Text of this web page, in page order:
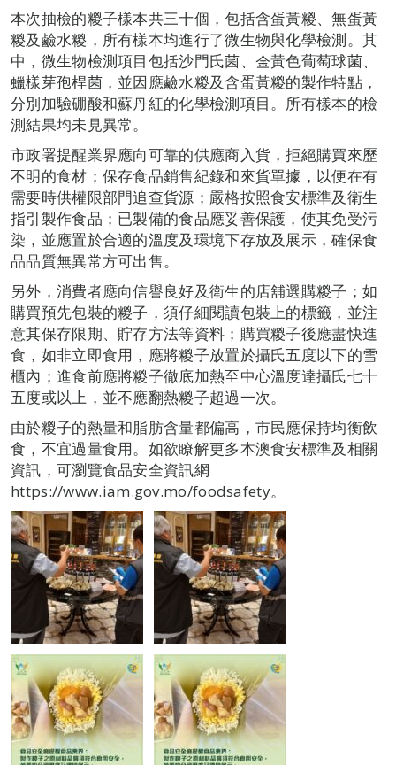
本次抽檢的糉子樣本共三十個，包括含蛋黃糉、無蛋黃
糉及鹼水糉，所有樣本均進行了微生物與化學檢測。其
中，微生物檢測項目包括沙門氏菌、金黃色葡萄球菌、
蠟樣芽孢桿菌，並因應鹼水糉及含蛋黃糉的製作特點，
分別加驗硼酸和蘇丹紅的化學檢測項目。所有樣本的檢
測結果均未見異常。
市政署提醒業界應向可靠的供應商入貨，拒絕購買來歷
不明的食材；保存食品銷售紀錄和來貨單據，以便在有
需要時供權限部門追查貨源；嚴格按照食安標準及衛生
指引製作食品；已製備的食品應妥善保護，使其免受污
染，並應置於合適的溫度及環境下存放及展示，確保食
品品質無異常方可出售。
另外，消費者應向信譽良好及衛生的店舖選購糉子；如
購買預先包裝的糉子，須仔細閱讀包裝上的標籤，並注
意其保存限期、貯存方法等資料；購買糉子後應盡快進
食，如非立即食用，應將糉子放置於攝氏五度以下的雪
櫃內；進食前應將糉子徹底加熱至中心溫度達攝氏七十
五度或以上，並不應翻熱糉子超過一次。
由於糉子的熱量和脂肪含量都偏高，市民應保持均衡飲
食，不宜過量食用。如欲瞭解更多本澳食安標準及相關
資訊，可瀏覽食品安全資訊網
https://www.iam.gov.mo/foodsafety。